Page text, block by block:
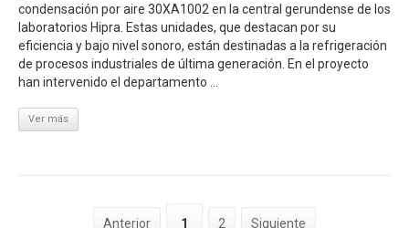
condensación por aire 30XA1002 en la central gerundense de los
laboratorios Hipra. Estas unidades, que destacan por su
eficiencia y bajo nivel sonoro, están destinadas a la refrigeración
de procesos industriales de última generación. En el proyecto
han intervenido el departamento ...
Ver más
Anterior 1 2 Siguiente